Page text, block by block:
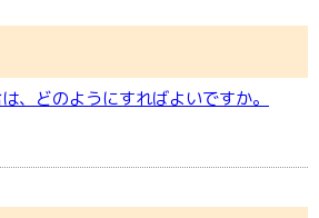
、どのようにすればよいですか。